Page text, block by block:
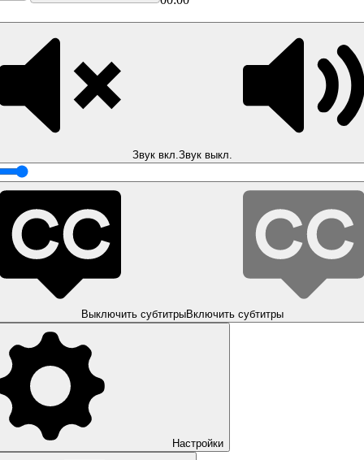
Звук вкл. Звук выкл.
Выключить субтитрыВключить субтитры
Настройки